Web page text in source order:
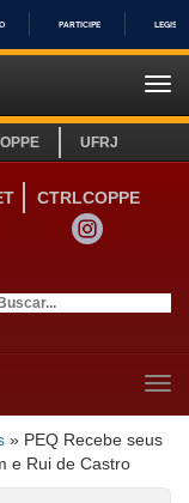
PARTICIPE
UFRJ
CTRLCOPPE
INSTAGRAM
» PEQ Recebe seus
e Rui de Castro